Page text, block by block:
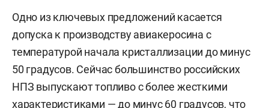
Одно из ключевых предложений касается
допуска к производству авиакеросина с
температурой начала кристаллизации до минус
50 градусов. Сейчас большинство российских
НПЗ выпускают топливо с более жесткими
характеристиками — до минус 60 градусов, что